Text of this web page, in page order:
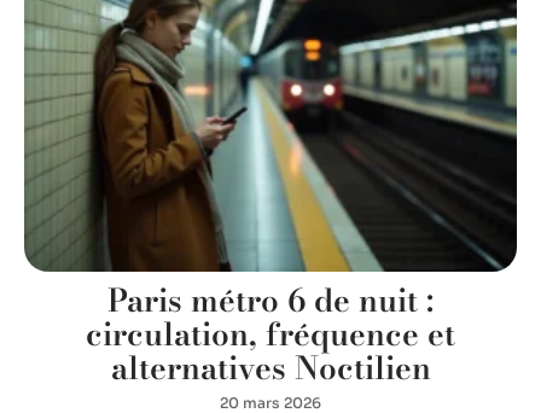
Paris métro 6 de nuit :
circulation, fréquence et
alternatives Noctilien
20 mars 2026